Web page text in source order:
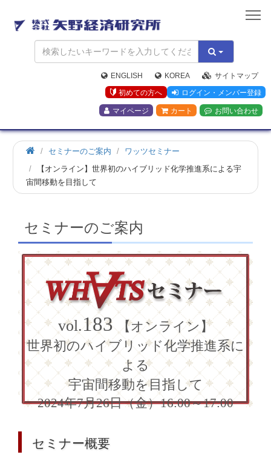
矢
野
経
済
研
究
所
ENGLISH KOREA
サイトマップ
初めての方へ
ログイン・メンバー登録
マイページ カート お問い合わせ
ホ
ー
ム
セミナーのご案内
ワッツセミナー
【オンライン】世界初のハイブリッド化学推進系による宇
宙間移動を目指して
セミナーのご案内
vol.183 【オンライン】
世界初のハイブリッド化学推進系に
よる
宇宙間移動を目指して
2024年7月26日（金）16:00～17:00
セミナー概要